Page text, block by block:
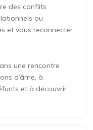
des conflits
ou
et vous reconnecter
une rencontre
d’âme, à
et à découvrir